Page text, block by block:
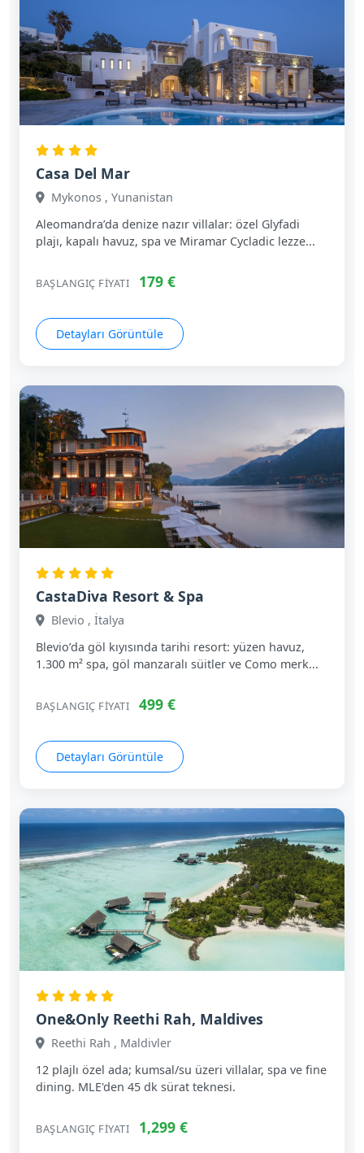
Casa Del Mar
Mykonos , Yunanistan
Aleomandra’da denize nazır villalar: özel Glyfadi
plajı, kapalı havuz, spa ve Miramar Cycladic lezze...
BAŞLANGIÇ FIYATI 179 €
Detayları Görüntüle
CastaDiva Resort & Spa
Blevio , İtalya
Blevio’da göl kıyısında tarihi resort: yüzen havuz,
1.300 m² spa, göl manzaralı süitler ve Como merk...
BAŞLANGIÇ FIYATI 499 €
Detayları Görüntüle
One&Only Reethi Rah, Maldives
Reethi Rah , Maldivler
12 plajlı özel ada; kumsal/su üzeri villalar, spa ve fine
dining. MLE'den 45 dk sürat teknesi.
BAŞLANGIÇ FIYATI 1,299 €